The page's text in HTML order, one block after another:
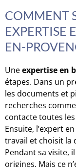
COMMENT
EXPERTISE
EN-
Uneexpertise en
étapes. Dans un
les documents et
recherches
contacte toutes
Ensuite, l’expert
travail et choisit la
Pendant sa visite,
origines. Mais ce